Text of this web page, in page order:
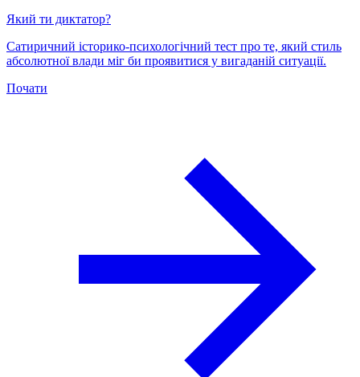
Який ти диктатор?
Сатиричний історико-психологічний тест про те, який стиль
абсолютної влади міг би проявитися у вигаданій ситуації.
Почати